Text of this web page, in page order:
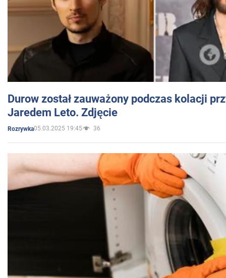
Durow został zauważony podczas kolacji
Jaredem Leto. Zdjęcie
Rozrywka05.03.2025 19:45 36